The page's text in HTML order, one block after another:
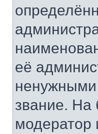
её
ненужными
звание. На
модератор